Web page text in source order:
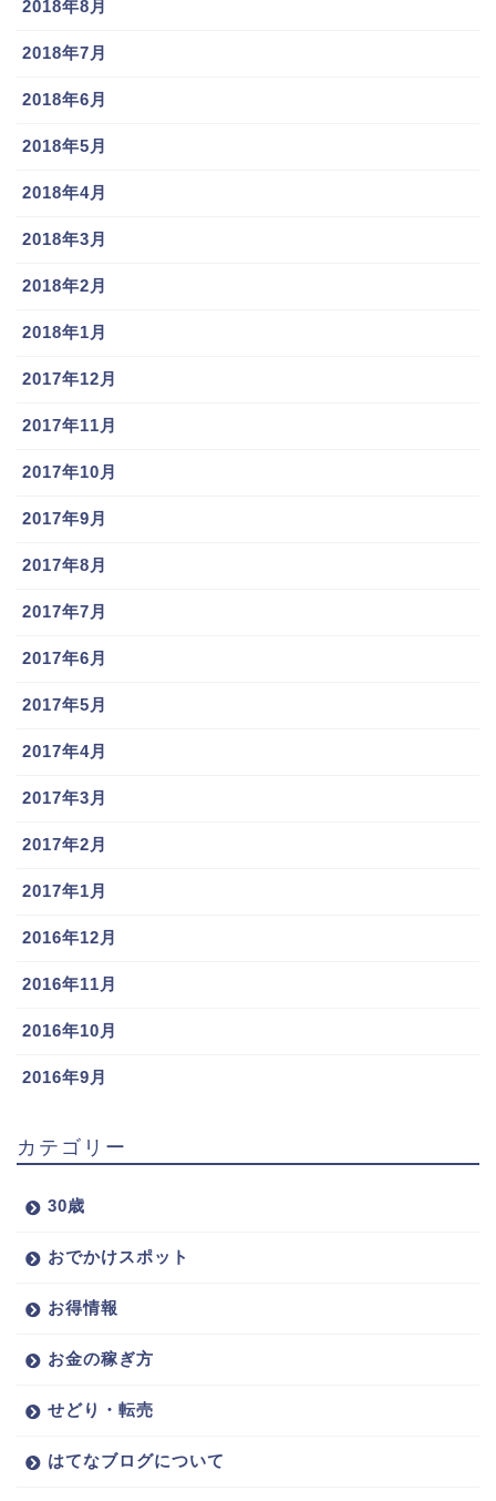
2018年8月
2018年7月
2018年6月
2018年5月
2018年4月
2018年3月
2018年2月
2018年1月
2017年12月
2017年11月
2017年10月
2017年9月
2017年8月
2017年7月
2017年6月
2017年5月
2017年4月
2017年3月
2017年2月
2017年1月
2016年12月
2016年11月
2016年10月
2016年9月
カテゴリー
30歳
おでかけスポット
お得情報
お金の稼ぎ方
せどり・転売
はてなブログについて